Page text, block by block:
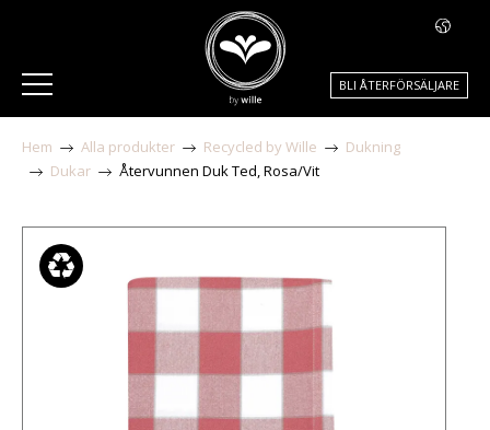
BLI ÅTERFÖRSÄLJARE
Hem Alla produkter Recycled by Wille
Dukning
Dukar
Återvunnen Duk Ted, Rosa/Vit